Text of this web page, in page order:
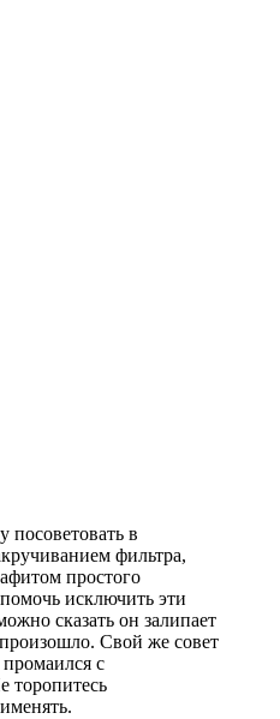
посоветовать в
фильтра,
простого
исключить эти
сказать он залипает
Свой же совет
с
торопитесь